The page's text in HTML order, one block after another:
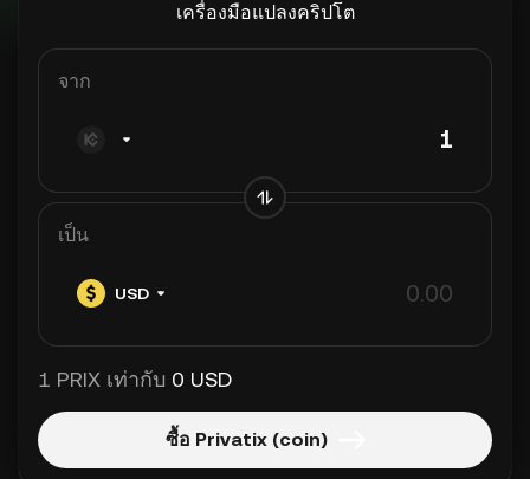
เครื่องมือแปลงคริปโต
จาก
เป็น
USD
1 PRIX เท่ากับ 0 USD
ซื้อ Privatix (coin)